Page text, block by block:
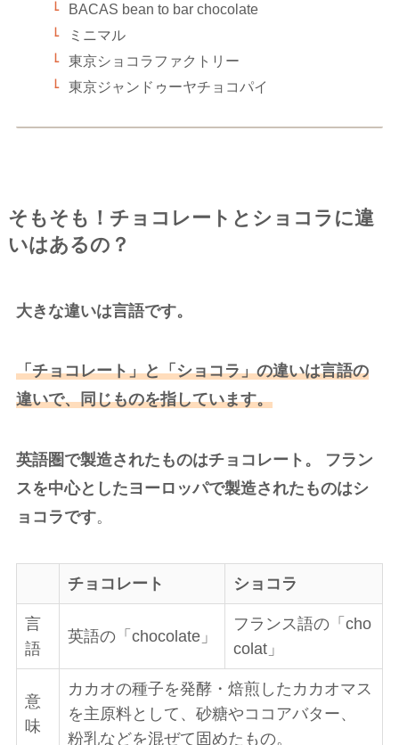
BACAS bean to bar chocolate
ミニマル
東京ショコラファクトリー
東京ジャンドゥーヤチョコパイ
そもそも！チョコレートとショコラに違
いはあるの？
大きな違いは言語です。
「チョコレート」と「ショコラ」の違いは言語の
違いで、同じものを指しています。
英語圏で製造されたものはチョコレート。
フラン
スを中心としたヨーロッパで製造されたものはシ
ョコラです。
チョコレート ショコラ
言
語
英語の「chocolate」
フランス語の「cho
colat」
意
味
カカオの種子を発酵・焙煎したカカオマス
を主原料として、砂糖やココアバター、
粉乳などを混ぜて固めたもの。